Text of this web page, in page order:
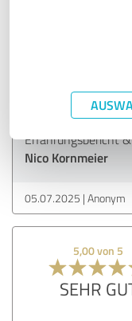
gut beraten und
Lebensstil
Schema
Erfahrungsbericht
Nico Kornmeier
05.07.2025 Anonym
5,00 von 5
SEHR